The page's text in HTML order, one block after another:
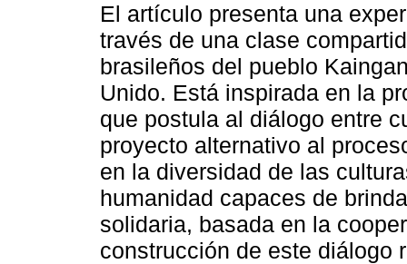
El artículo presenta una
través de una clase
brasileños del pueblo
Unido. Está inspirada en la
que postula al diálogo entre
proyecto alternativo al
en la diversidad de las
humanidad capaces de
solidaria, basada en la
construcción de este diálogo